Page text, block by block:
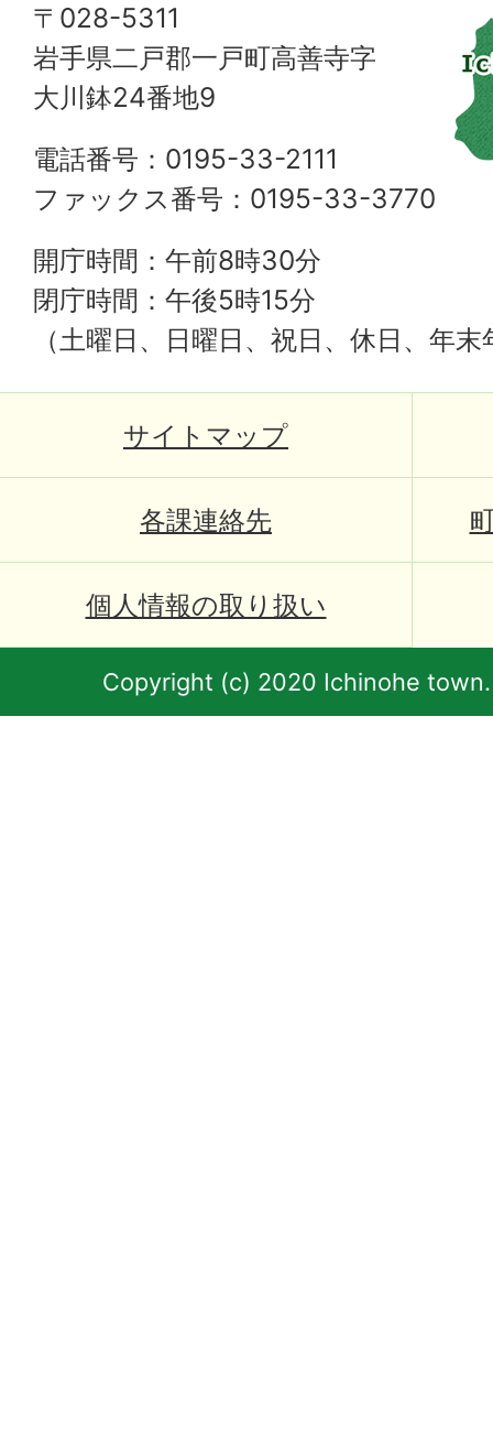
〒028-5311
岩手県二戸郡一戸町高善寺字
大川鉢24番地9
電話番号：0195-33-2111
ファックス番号：0195-33-3770
開庁時間：午前8時30分
閉庁時間：午後5時15分
（土曜日、日曜日、祝日、休日、年
サイトマップ
各課連絡先
個人情報の取り扱い
Copyright (c) 2020 Ichinohe